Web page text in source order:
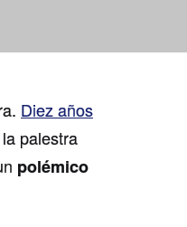
Diez años
palestra
polémico